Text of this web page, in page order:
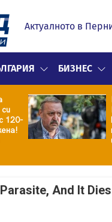
Актуалното в
БИЗНЕС
120-
And It